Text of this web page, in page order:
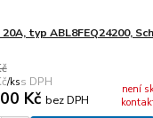
typ ABL8FEQ24200,
/ks
Kč bez DPH
není